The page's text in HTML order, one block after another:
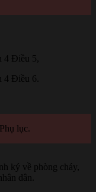
4 Điều 5,
4 Điều 6.
lục.
ký về phòng cháy,
dân.